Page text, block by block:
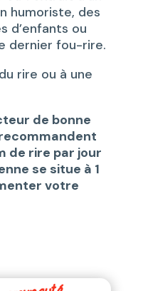
humoriste, des
d’enfants ou
dernier fou-rire.
rire ou à une
de bonne
de rire par jour
se situe à 1
votre